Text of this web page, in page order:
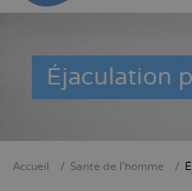
Éjaculation
Accueil Santé de l’homme